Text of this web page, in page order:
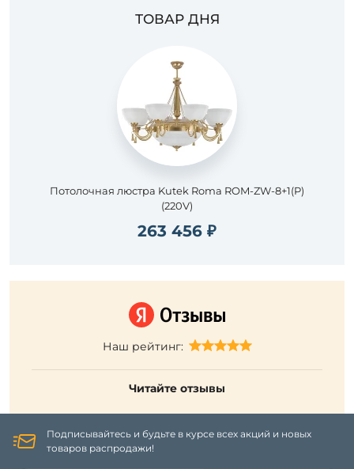
ТОВАР ДНЯ
Потолочная люстра Kutek Roma ROM-ZW-8+1(P)
(220V)
263 456 ₽
Наш рейтинг:
Читайте отзывы
Подписывайтесь и будьте в курсе всех акций и новых
товаров распродажи!